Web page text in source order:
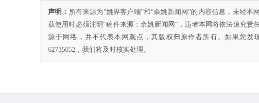
声明： 所有来源为“姚界客户端”和“余姚新闻网”的内容信息，未经
载使用时必须注明“稿件来源：余姚新闻网”，违者本网将依法追究
源于网络，并不代表本网观点，其版权归原作者所有。如果您发
62735052，我们将及时核实处理。